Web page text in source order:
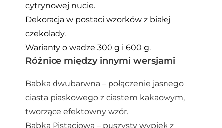
cytrynowej nucie.
Dekoracja w postaci wzorków z białej
czekolady.
Warianty o wadze 300 g i 600 g.
Różnice między innymi wersjami
Babka dwubarwna – połączenie jasnego
ciasta piaskowego z ciastem kakaowym,
tworzące efektowny wzór.
Babka Pistacjowa – puszysty wypiek z